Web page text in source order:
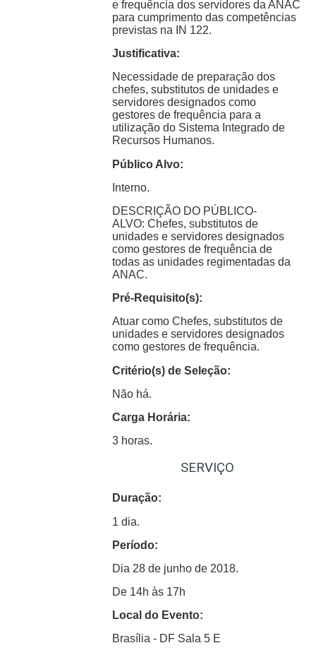
e frequência dos servidores da ANAC
para cumprimento das competências
previstas na IN 122.
Justificativa:
Necessidade de preparação dos
chefes, substitutos de unidades e
servidores designados como
gestores de frequência para a
utilização do Sistema Integrado de
Recursos Humanos.
Público Alvo:
Interno.
DESCRIÇÃO DO PÚBLICO-
ALVO: Chefes, substitutos de
unidades e servidores designados
como gestores de frequência de
todas as unidades regimentadas da
ANAC.
Pré-Requisito(s):
Atuar como Chefes, substitutos de
unidades e servidores designados
como gestores de frequência.
Critério(s) de Seleção:
Não há.
Carga Horária:
3 horas.
SERVIÇO
Duração:
1 dia.
Período:
Dia 28 de junho de 2018.
De 14h às 17h
Local do Evento:
Brasília - DF Sala 5 E